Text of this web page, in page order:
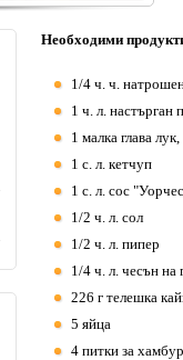
Необходими
1/4 ч. ч.
1 ч. л. настърган
1 малка глава
1 с. л. кетчуп
1 с. л. сос
1/2 ч. л. сол
1/2 ч. л. пипер
1/4 ч. л. чесън на
226 г телешка
5 яйца
4 питки за